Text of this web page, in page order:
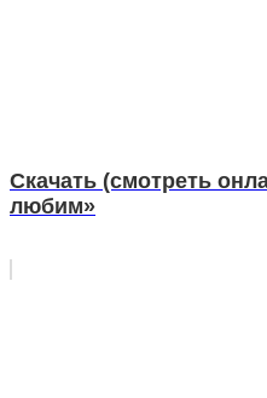
Скачать (смотреть
любим»